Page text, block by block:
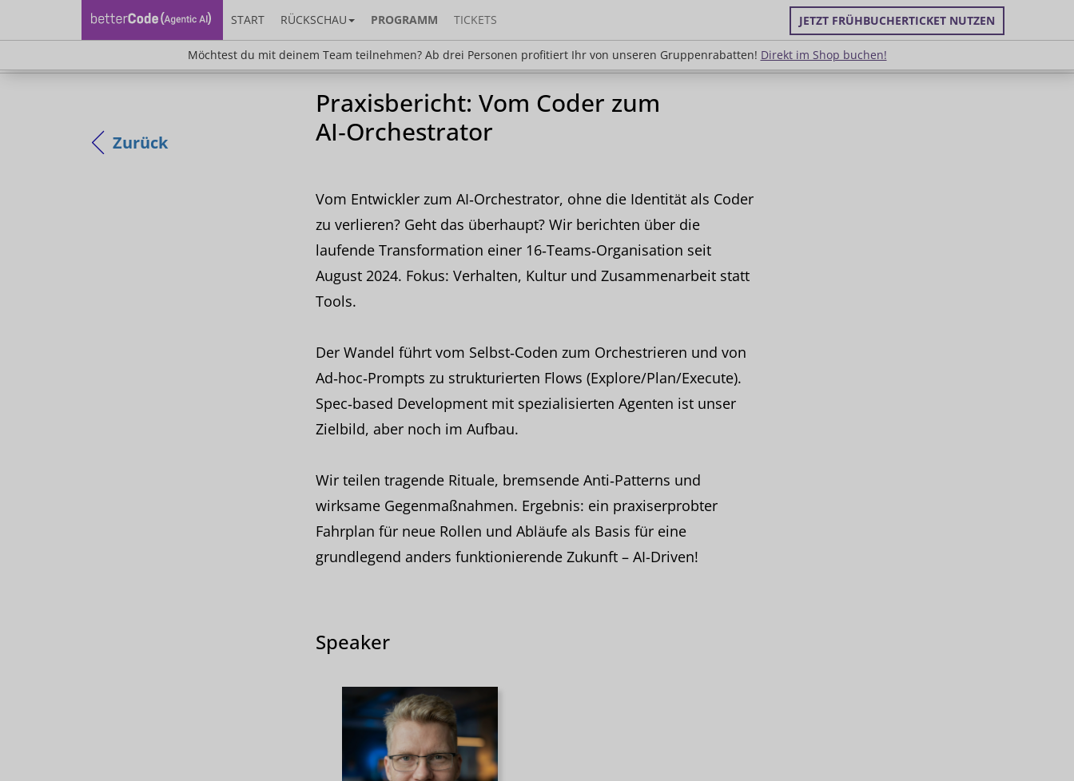
START RÜCKSCHAU PROGRAMM TICKETS JETZT FRÜHBUCHERTICKET NUTZEN
Möchtest du mit deinem Team teilnehmen? Ab drei Personen profitiert Ihr von unseren Gruppenrabatten! Direkt im Shop buchen!
Möchtest du mit deinem Team teilnehmen? Ab drei Personen profitiert Ihr von unseren Gruppenrabatten!Direkt im Shop buchen!
Zurück
Praxisbericht: Vom Coder zum
AI‑Orchestrator
Vom Entwickler zum AI‑Orchestrator, ohne die Identität als Coder
zu verlieren? Geht das überhaupt? Wir berichten über die
laufende Transformation einer 16‑Teams‑Organisation seit
August 2024. Fokus: Verhalten, Kultur und Zusammenarbeit statt
Tools.
Der Wandel führt vom Selbst‑Coden zum Orchestrieren und von
Ad‑hoc‑Prompts zu strukturierten Flows (Explore/Plan/Execute).
Spec‑based Development mit spezialisierten Agenten ist unser
Zielbild, aber noch im Aufbau.
Wir teilen tragende Rituale, bremsende Anti‑Patterns und
wirksame Gegenmaßnahmen. Ergebnis: ein praxiserprobter
Fahrplan für neue Rollen und Abläufe als Basis für eine
grundlegend anders funktionierende Zukunft – AI-Driven!
Speaker